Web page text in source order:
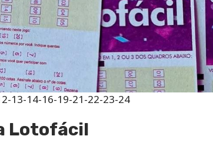
13-14-16-19-21-22-23-24
Lotofácil